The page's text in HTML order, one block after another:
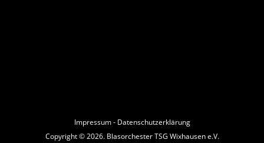
Impressum- Datenschutzerklärung
Copyright © 2026. Blasorchester TSG Wixhausen e.V.